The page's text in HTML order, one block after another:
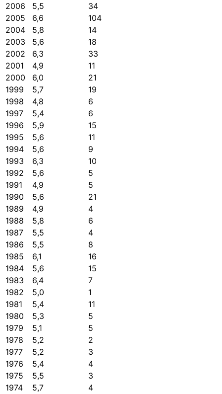
2006
5,5
34
2005
6,6
104
2004
5,8
14
2003
5,6
18
2002
6,3
33
2001
4,9
11
2000
6,0
21
1999
5,7
19
1998
4,8
6
1997
5,4
6
1996
5,9
15
1995
5,6
11
1994
5,6
9
1993
6,3
10
1992
5,6
5
1991
4,9
5
1990
5,6
21
1989
4,9
4
1988
5,8
6
1987
5,5
4
1986
5,5
8
1985
6,1
16
1984
5,6
15
1983
6,4
7
1982
5,0
1
1981
5,4
11
1980
5,3
5
1979
5,1
5
1978
5,2
2
1977
5,2
3
1976
5,4
4
1975
5,5
3
1974
5,7
4